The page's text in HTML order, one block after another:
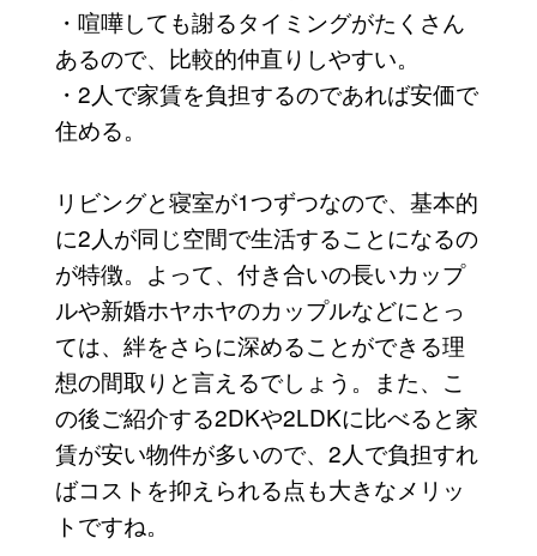
・喧嘩しても謝るタイミングがたくさん
あるので、比較的仲直りしやすい。
・2人で家賃を負担するのであれば安価で
住める。
リビングと寝室が1つずつなので、基本的
に2人が同じ空間で生活することになるの
が特徴。よって、付き合いの長いカップ
ルや新婚ホヤホヤのカップルなどにとっ
ては、絆をさらに深めることができる理
想の間取りと言えるでしょう。また、こ
の後ご紹介する2DKや2LDKに比べると家
賃が安い物件が多いので、2人で負担すれ
ばコストを抑えられる点も大きなメリッ
トですね。